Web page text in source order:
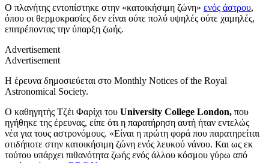
Ο πλανήτης εντοπίστηκε στην «κατοικήσιμη ζώνη» ενός άστρου,
όπου οι θερμοκρασίες δεν είναι ούτε πολύ υψηλές ούτε χαμηλές,
επιτρέποντας την ύπαρξη ζωής.
Advertisement
Advertisement
Η έρευνα δημοσιεύεται στο Monthly Notices of the Royal
Astronomical Society.
O καθηγητής Τζέι Φαρίχι του University College London, που
ηγήθηκε της έρευνας, είπε ότι η παρατήρηση αυτή ήταν εντελώς
νέα για τους αστρονόμους. «Είναι η πρώτη φορά που παρατηρείται
οτιδήποτε στην κατοικήσιμη ζώνη ενός λευκού νάνου. Και ως εκ
τούτου υπάρχει πιθανότητα ζωής ενός άλλου κόσμου γύρω από